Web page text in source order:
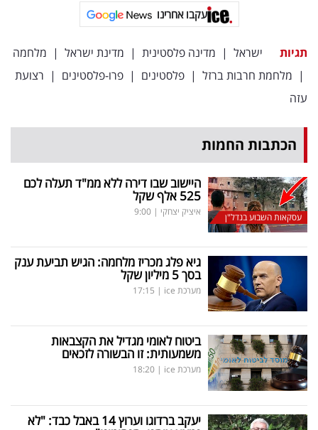
עקבו
אחרינו:
עקבו אחרינו
תגיות ישראל | מדינה פלסטינית | מדינת ישראל | מלחמה
| מלחמת חרבות ברזל | פלסטינים | פרו-פלסטינים | רצועת
עזה
הכתבות החמות
עסקאות השבוע בנדל"ן
היישוב שבו דירה ללא ממ"ד תעלה לכם
525 אלף שקל
איציק יצחקי |
9:00
גיא פלג מכריז מלחמה: הגיש תביעת ענק
בסך 5 מיליון שקל
מערכת ice |
17:15
ביטוח לאומי מגדיל את הקצבאות
משמעותית: זו הבשורה לזכאים
מערכת ice |
18:20
יעקב ברדוגו וערוץ 14 באבל כבד: "לא